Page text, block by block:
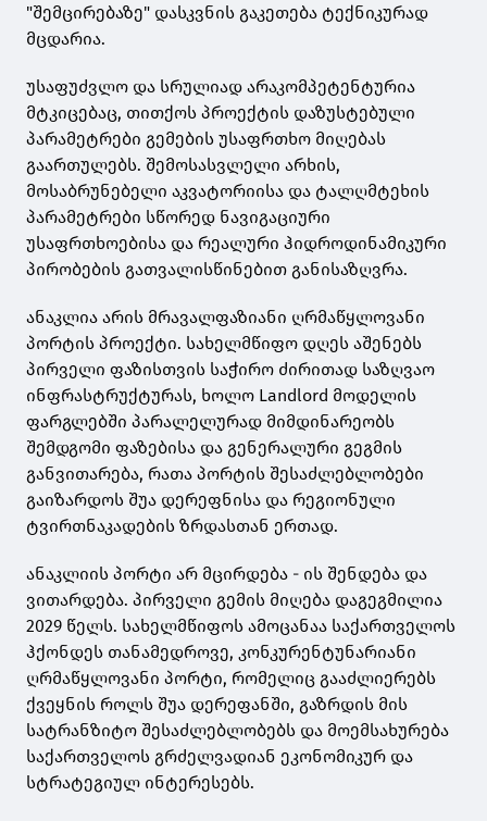
"შემცირებაზე" დასკვნის გაკეთება ტექნიკურად
მცდარია.
უსაფუძვლო და სრულიად არაკომპეტენტურია
მტკიცებაც, თითქოს პროექტის დაზუსტებული
პარამეტრები გემების უსაფრთხო მიღებას
გაართულებს. შემოსასვლელი არხის,
მოსაბრუნებელი აკვატორიისა და ტალღმტეხის
პარამეტრები სწორედ ნავიგაციური
უსაფრთხოებისა და რეალური ჰიდროდინამიკური
პირობების გათვალისწინებით განისაზღვრა.
ანაკლია არის მრავალფაზიანი ღრმაწყლოვანი
პორტის პროექტი. სახელმწიფო დღეს აშენებს
პირველი ფაზისთვის საჭირო ძირითად საზღვაო
ინფრასტრუქტურას, ხოლო Landlord მოდელის
ფარგლებში პარალელურად მიმდინარეობს
შემდგომი ფაზებისა და გენერალური გეგმის
განვითარება, რათა პორტის შესაძლებლობები
გაიზარდოს შუა დერეფნისა და რეგიონული
ტვირთნაკადების ზრდასთან ერთად.
ანაკლიის პორტი არ მცირდება - ის შენდება და
ვითარდება. პირველი გემის მიღება დაგეგმილია
2029 წელს. სახელმწიფოს ამოცანაა საქართველოს
ჰქონდეს თანამედროვე, კონკურენტუნარიანი
ღრმაწყლოვანი პორტი, რომელიც გააძლიერებს
ქვეყნის როლს შუა დერეფანში, გაზრდის მის
სატრანზიტო შესაძლებლობებს და მოემსახურება
საქართველოს გრძელვადიან ეკონომიკურ და
სტრატეგიულ ინტერესებს.